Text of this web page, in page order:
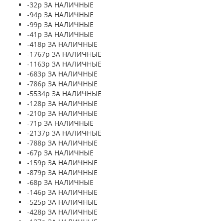
-32р ЗА НАЛИЧНЫЕ
-94р ЗА НАЛИЧНЫЕ
-99р ЗА НАЛИЧНЫЕ
-41р ЗА НАЛИЧНЫЕ
-418р ЗА НАЛИЧНЫЕ
-1767р ЗА НАЛИЧНЫЕ
-1163р ЗА НАЛИЧНЫЕ
-683р ЗА НАЛИЧНЫЕ
-786р ЗА НАЛИЧНЫЕ
-5534р ЗА НАЛИЧНЫЕ
-128р ЗА НАЛИЧНЫЕ
-210р ЗА НАЛИЧНЫЕ
-71р ЗА НАЛИЧНЫЕ
-2137р ЗА НАЛИЧНЫЕ
-788р ЗА НАЛИЧНЫЕ
-67р ЗА НАЛИЧНЫЕ
-159р ЗА НАЛИЧНЫЕ
-879р ЗА НАЛИЧНЫЕ
-68р ЗА НАЛИЧНЫЕ
-146р ЗА НАЛИЧНЫЕ
-525р ЗА НАЛИЧНЫЕ
-428р ЗА НАЛИЧНЫЕ